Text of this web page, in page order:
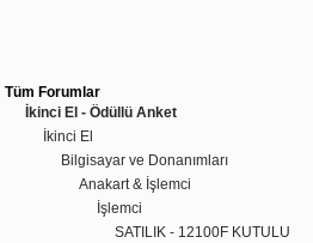
Tüm Forumlar
İkinci El - Ödüllü Anket
İkinci El
Bilgisayar ve Donanımları
Anakart & İşlemci
İşlemci
SATILIK - 12100F KUTULU